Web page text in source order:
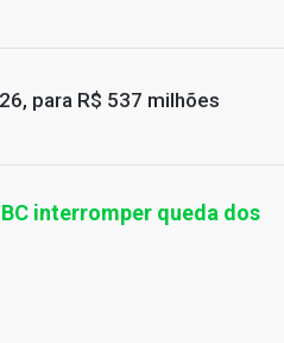
para R$ 537 milhões
interromper queda dos